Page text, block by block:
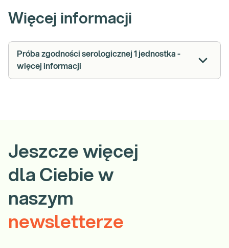
Więcej informacji
Próba zgodności serologicznej 1 jednostka -
więcej informacji
Jeszcze więcej
dla Ciebie w
naszym
newsletterze